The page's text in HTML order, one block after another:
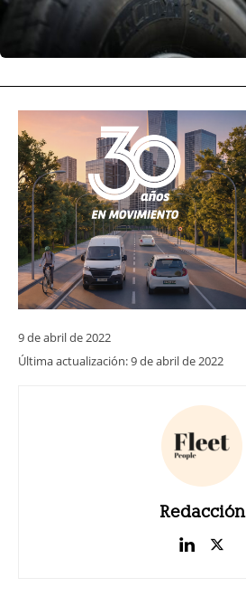
9 de abril de 2022
Última actualización:9 de abril de 2022
Redacción